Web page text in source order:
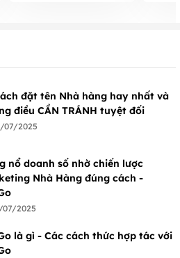
đặt tên Nhà hàng hay nhất và
điều CẦN TRÁNH tuyệt đối
07/2025
nổ doanh số nhờ chiến lược
Nhà Hàng đúng cách -
07/2025
là gì - Các cách thức hợp tác với